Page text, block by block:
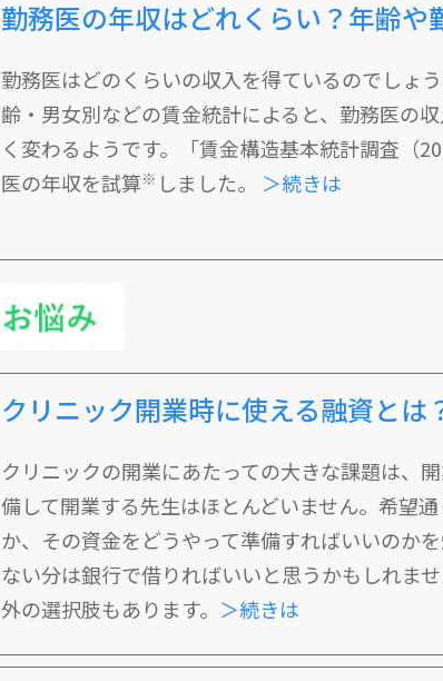
勤務医の年収はどれくらい？年齢
勤務医はどのくらいの収入を得ているのでしょ
齢・男女別などの賃金統計によると、勤務医の
く変わるようです。「賃金構造基本統計調査（
医の年収を試算※ しました。 ＞続きは
クリニック開業時に使える融資とは
クリニックの開業にあたっての大きな課題は、
備して開業する先生はほとんどいません。希望
か、その資金をどうやって準備すればいいのか
ない分は銀行で借りればいいと思うかもしれま
外の選択肢もあります。 ＞続きは